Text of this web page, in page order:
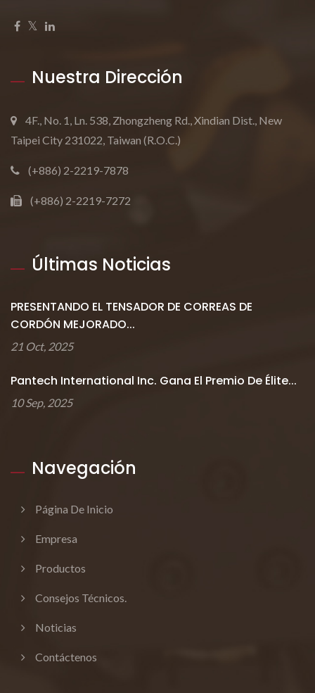
Nuestra Dirección
4F., No. 1, Ln. 538, Zhongzheng Rd., Xindian Dist., New
Taipei City 231022, Taiwan (R.O.C.)
(+886) 2-2219-7878
(+886) 2-2219-7272
Últimas Noticias
PRESENTANDO EL TENSADOR DE CORREAS DE
CORDÓN MEJORADO...
21 Oct, 2025
Pantech International Inc. Gana El Premio De Élite...
10 Sep, 2025
Navegación
Página De Inicio
Empresa
Productos
Consejos Técnicos.
Noticias
Contáctenos